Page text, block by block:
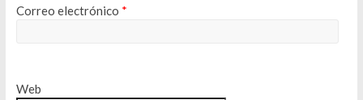
Correo electrónico *
Web